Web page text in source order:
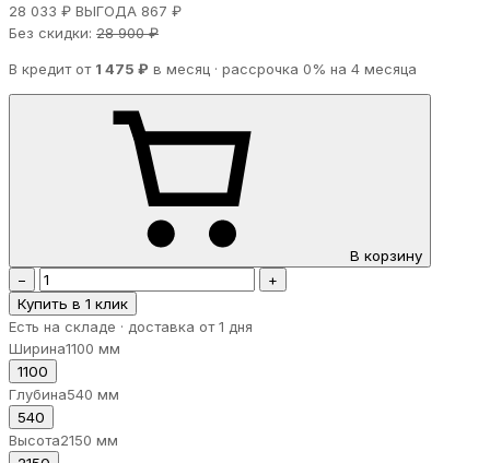
28 033 ₽ ВЫГОДА 867 ₽
Без скидки: 28 900 ₽
В кредит от 1 475 ₽ в месяц · рассрочка 0% на 4 месяца
В корзину
−
+
Купить в 1 клик
Есть на складе · доставка от 1 дня
Ширина1100 мм
1100
Глубина540 мм
540
Высота2150 мм